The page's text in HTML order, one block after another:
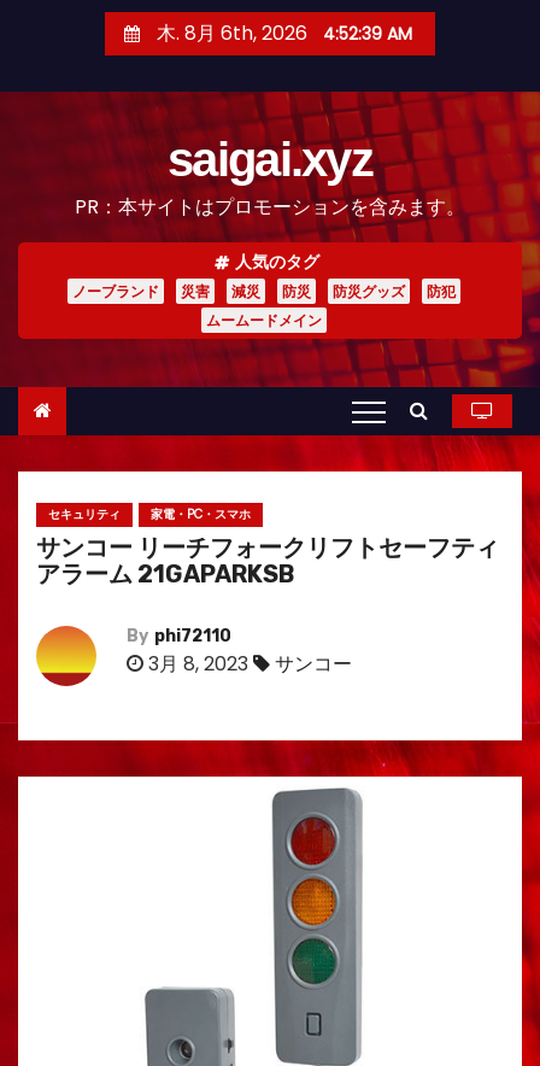
木. 8月 6th, 2026 4:52:41 AM
saigai.xyz
PR：本サイトはプロモーションを含みます。
人気のタグ
ノーブランド 災害 減災 防災 防災グッズ
防犯
ムームードメイン
セキュリティ 家電・PC・スマホ
サンコー リーチフォークリフトセーフティ
アラーム 21GAPARKSB
By phi72110
3月 8, 2023 サンコー